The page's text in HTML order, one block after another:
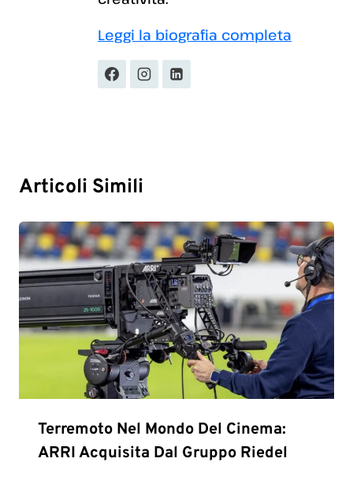
Leggi la biografia completa
Articoli Simili
Terremoto Nel Mondo Del Cinema:
ARRI Acquisita Dal Gruppo Riedel